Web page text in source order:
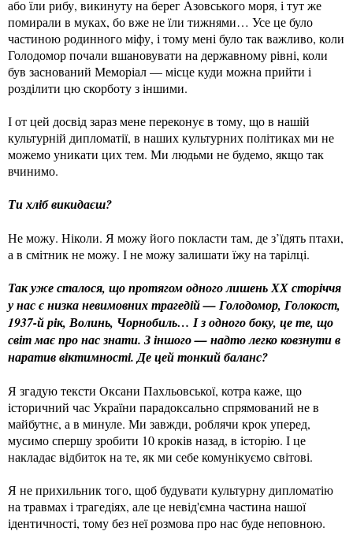
або їли рибу, викинуту на берег Азовського моря, і тут же
помирали в муках, бо вже не їли тижнями… Усе це було
частиною родинного міфу, і тому мені було так важливо, коли
Голодомор почали вшановувати на державному рівні, коли
був заснований Меморіал — місце куди можна прийти і
розділити цю скорботу з іншими.
І от цей досвід зараз мене переконує в тому, що в нашій
культурній дипломатії, в наших культурних політиках ми не
можемо уникати цих тем. Ми людьми не будемо, якщо так
вчинимо.
Ти хліб викидаєш?
Не можу. Ніколи. Я можу його покласти там, де з’їдять птахи,
а в смітник не можу. І не можу залишати їжу на тарілці.
Так уже сталося, що протягом одного лишень ХХ сторіччя
у нас є низка невимовних трагедій — Голодомор, Голокост,
1937-й рік, Волинь, Чорнобиль… І з одного боку, це те, що
світ має про нас знати. З іншого — надто легко ковзнути в
наратив віктимності. Де цей тонкий баланс?
Я згадую тексти Оксани Пахльовської, котра каже, що
історичний час України парадоксально спрямований не в
майбутнє, а в минуле. Ми завжди, роблячи крок уперед,
мусимо спершу зробити 10 кроків назад, в історію. І це
накладає відбиток на те, як ми себе комунікуємо світові.
Я не прихильник того, щоб будувати культурну дипломатію
на травмах і трагедіях, але це невід'ємна частина нашої
ідентичності, тому без неї розмова про нас буде неповною.